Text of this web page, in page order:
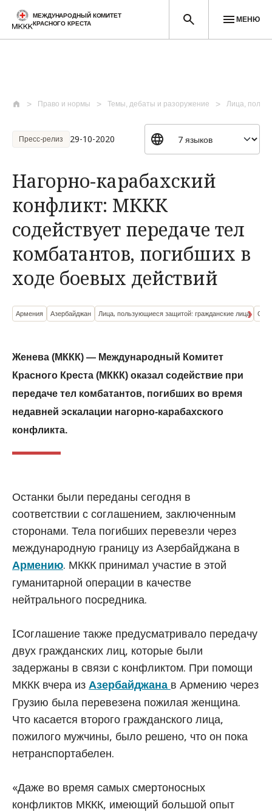
МЕЖДУНАРОДНЫЙ КОМИТЕТ
КРАСНОГО КРЕСТА
МЕНЮ
Право и нормы Темы, дебаты и разоружение Лица,
Пресс-релиз 29-10-2020
Нагорно-карабахский
конфликт: МККК
содействует передаче тел
комбатантов, погибших в
ходе боевых действий
Армения Азербайджан Лица, пользующиеся защитой: гражданские лица
Женева (МККК) — Международный Комитет
Красного Креста (МККК) оказал содействие при
передаче тел комбатантов, погибших во время
недавней эскалации нагорно-карабахского
конфликта.
Останки были переданы сегодня в
соответствии с соглашением, заключенным
сторонами. Тела погибших перевезли через
международную границу из Азербайджана в
Армению. МККК принимал участие в этой
гуманитарной операции в качестве
нейтрального посредника.
IСоглашение также предусматривало передачу
двух гражданских лиц, которые были
задержаны в связи с конфликтом. При помощи
МККК вчера из Азербайджана в Армению через
Грузию была перевезена пожилая женщина.
Что касается второго гражданского лица,
пожилого мужчины, было решено, что он пока
нетранспортабелен.
«Даже во время самых смертоносных
конфликтов МККК, имеющий большой опыт